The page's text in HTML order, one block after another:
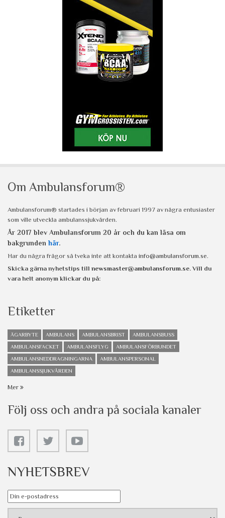
Om Ambulansforum®
Ambulansforum® startades i början av februari 1997 av några entusiaster
som ville utveckla ambulanssjukvården.
År 2017 blev Ambulansforum 20 år och du kan läsa om
bakgrunden här.
Har du några frågor så tveka inte att kontakta info@ambulansforum.se.
Skicka gärna nyhetstips till newsmaster@ambulansforum.se. Vill du
vara helt anonym klickar du på:
Etiketter
ÄGARBYTE AMBULANS AMBULANSBRIST
AMBULANSBUSS
AMBULANSFACKET
AMBULANSFLYG
AMBULANSFÖRBUNDET
AMBULANSNEDDRAGNINGARNA
AMBULANSPERSONAL
AMBULANSSJUKVÅRDEN
Mer
Följ oss och andra på sociala kanaler
NYHETSBREV